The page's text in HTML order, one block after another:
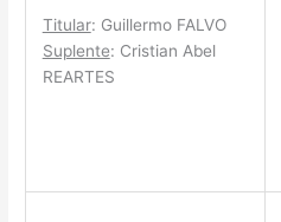
Titular: Guillermo FALVO
Suplente: Cristian Abel
REARTES